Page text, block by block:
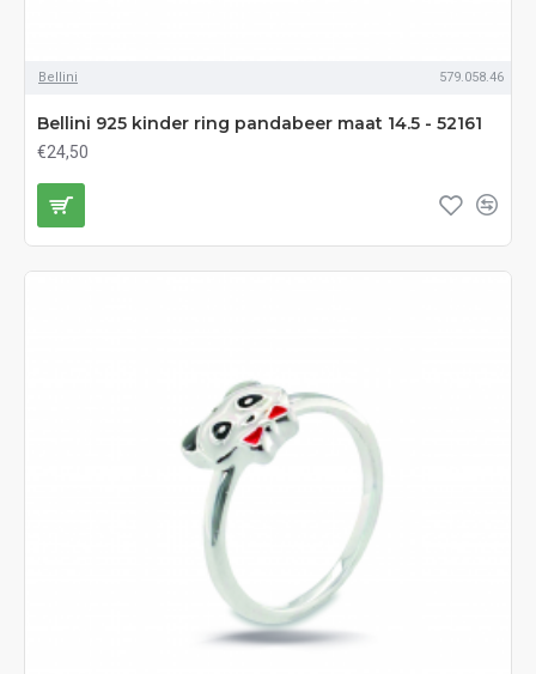
Bellini 579.058.46
Bellini 925 kinder ring pandabeer maat 14.5 - 52161
€24,50